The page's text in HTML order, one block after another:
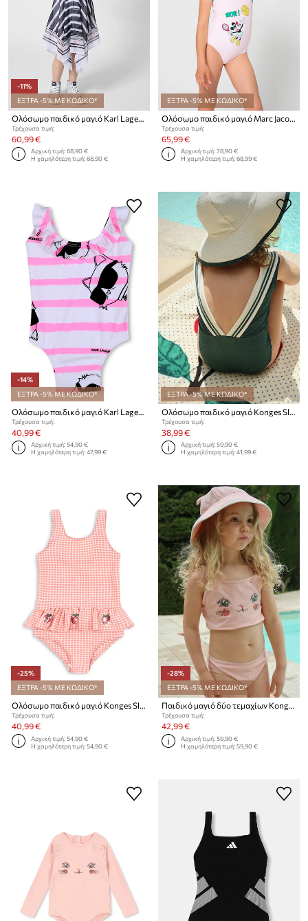
-11%
ΕΞΤΡΑ -5% ΜΕ ΚΩΔΙΚΟ*
Τρέχουσα τιμή:
60,99 €
Αρχική τιμή:68,90 €
Η χαμηλότερη τιμή:68,90 €
ΕΞΤΡΑ -5% ΜΕ ΚΩΔΙΚΟ*
Τρέχουσα τιμή:
65,99 €
Αρχική τιμή:78,90 €
Η χαμηλότερη τιμή:68,99 €
-14%
ΕΞΤΡΑ -5% ΜΕ ΚΩΔΙΚΟ*
Ολόσωμο παιδικό μαγιό Karl Lagerfeld
Τρέχουσα τιμή:
40,99 €
Αρχική τιμή:54,90 €
Η χαμηλότερη τιμή:47,99 €
ΕΞΤΡΑ -5% ΜΕ ΚΩΔΙΚΟ*
Ολόσωμο παιδικό μαγιό Konges Sløjd SAILOR SWIMSUIT GRS
Τρέχουσα τιμή:
38,99 €
Αρχική τιμή:59,90 €
Η χαμηλότερη τιμή:41,99 €
-25%
ΕΞΤΡΑ -5% ΜΕ ΚΩΔΙΚΟ*
Ολόσωμο παιδικό μαγιό Konges Sløjd ETTA SWIMSUIT
Τρέχουσα τιμή:
40,99 €
Αρχική τιμή:54,90 €
Η χαμηλότερη τιμή:54,90 €
-28%
ΕΞΤΡΑ -5% ΜΕ ΚΩΔΙΚΟ*
Παιδικό μαγιό δύο τεμαχίων Konges Sløjd KITTY BIKINI GRS
Τρέχουσα τιμή:
42,99 €
Αρχική τιμή:59,90 €
Η χαμηλότερη τιμή:59,90 €